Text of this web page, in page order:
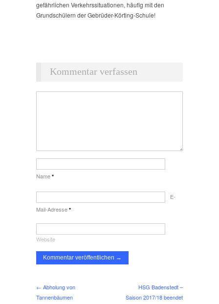
gefährlichen Verkehrssituationen, häufig mit den
Grundschülern der Gebrüder-Körting-Schule!
Kommentar verfassen
Name *
E-
Mail-Adresse *
Website
← Abholung von
Tannenbäumen
HSG Badenstedt –
Saison 2017/18 beendet